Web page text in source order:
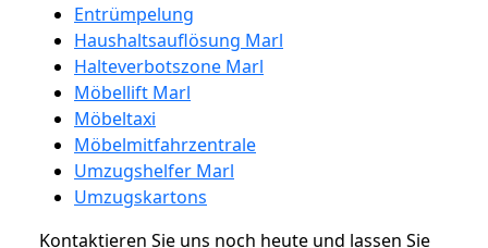
Entrümpelung
Haushaltsauflösung Marl
Halteverbotszone Marl
Möbellift Marl
Möbeltaxi
Möbelmitfahrzentrale
Umzugshelfer Marl
Umzugskartons
Kontaktieren Sie uns noch heute und lassen Sie